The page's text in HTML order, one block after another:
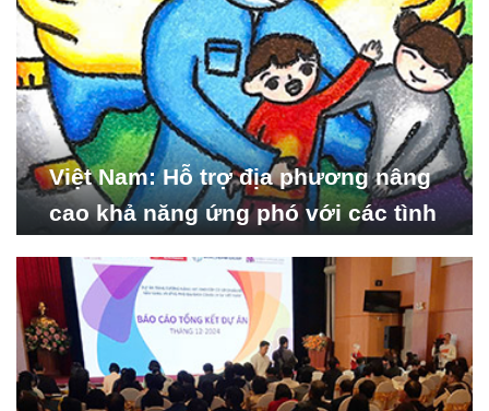
Việt Nam: Hỗ trợ địa phương nâng
cao khả năng ứng phó với các tình